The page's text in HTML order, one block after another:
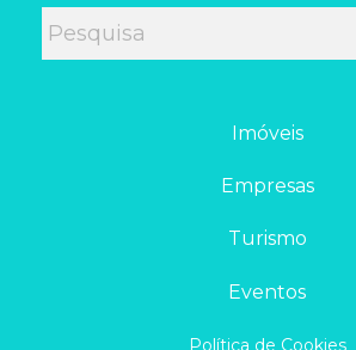
Imóveis
Empresas
Turismo
Eventos
Política de Cookies